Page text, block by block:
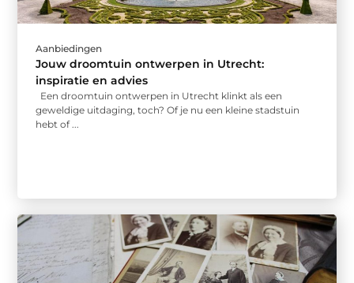
Aanbiedingen
Jouw droomtuin ontwerpen in Utrecht:
inspiratie en advies
Een droomtuin ontwerpen in Utrecht klinkt als een
geweldige uitdaging, toch? Of je nu een kleine stadstuin
hebt of ...